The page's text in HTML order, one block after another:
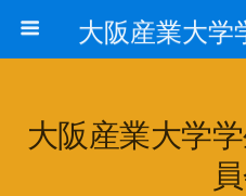
大阪産業大学